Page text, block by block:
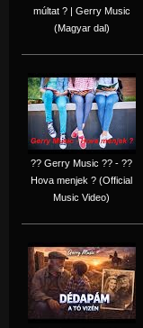
múltat ? | Gerry Music
(Magyar dal)
?? Gerry Music ?? - ??
Hova menjek ? (Official
Music Video)